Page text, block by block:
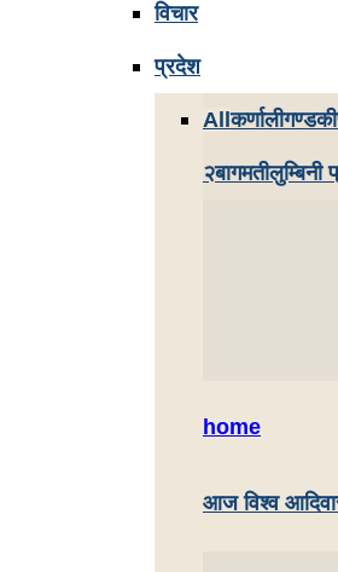
विचार
प्रदेश
Allकर्णालीगण्डकी
२बागमतीलुम्बिनी
home
आज विश्व